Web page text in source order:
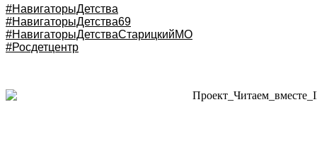
#НавигаторыДетства
#НавигаторыДетства69
#НавигаторыДетстваСтарицкийМО
#Росдетцентр